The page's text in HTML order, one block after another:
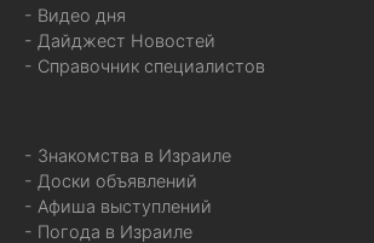
- Видео дня
- Дайджест Новостей
- Справочник специалистов
- Знакомства в Израиле
- Доски объявлений
- Афиша выступлений
- Погода в Израиле